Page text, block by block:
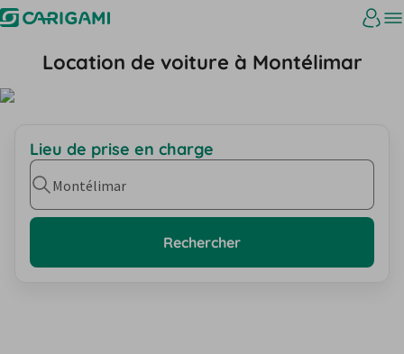
Location de voiture à Montélimar
Lieu de prise en charge
Montélimar
Rechercher